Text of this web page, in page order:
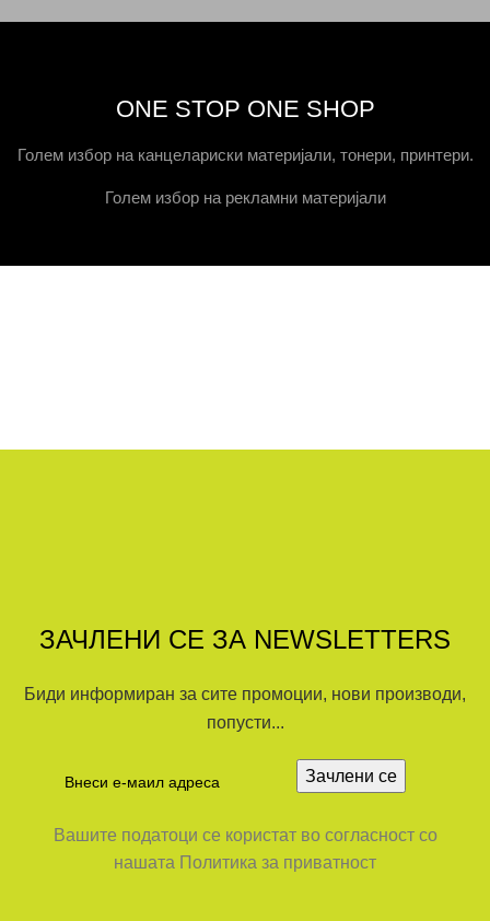
ONE STOP ONE SHOP
Голем избор на канцелариски материјали, тонери, принтери.
Голем избор на рекламни материјали
ЗАЧЛЕНИ СЕ ЗА NEWSLETTERS
Биди информиран за сите промоции, нови производи,
попусти...
Вашите податоци се користат во согласност со
нашата Политика за приватност